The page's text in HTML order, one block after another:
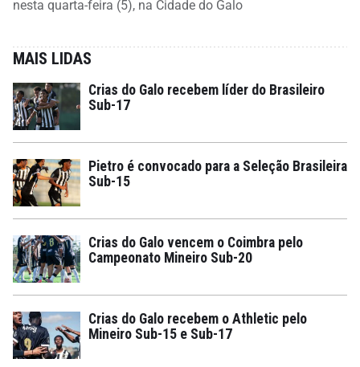
nesta quarta-feira (5), na Cidade do Galo
MAIS LIDAS
Crias do Galo recebem líder do Brasileiro
Sub-17
Pietro é convocado para a Seleção Brasileira
Sub-15
Crias do Galo vencem o Coimbra pelo
Campeonato Mineiro Sub-20
Crias do Galo recebem o Athletic pelo
Mineiro Sub-15 e Sub-17